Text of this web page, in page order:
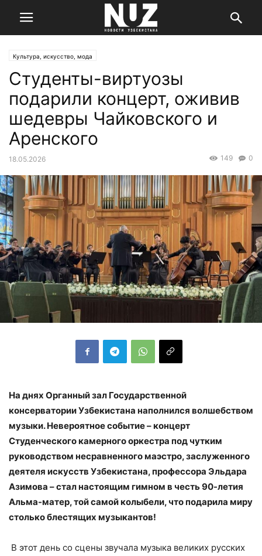
Культура, искусство, мода
Студенты-виртуозы
подарили концерт, оживив
шедевры Чайковского и
Аренского
18.05.2026 0
149
На днях Органный зал Государственной
консерватории Узбекистана наполнился волшебством
музыки. Невероятное событие – концерт
Студенческого камерного оркестра под чутким
руководством несравненного маэстро, заслуженного
деятеля искусств Узбекистана, профессора Эльдара
Азимова – стал настоящим гимном в честь 90-летия
Альма-матер, той самой колыбели, что подарила миру
столько блестящих музыкантов!
В этот день со сцены звучала музыка великих русских